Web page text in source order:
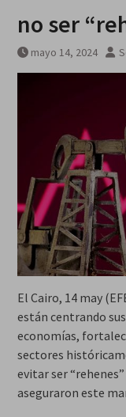
no ser
mayo 14, 2024
El Cairo, 14 may
están centrando
economías,
sectores
evitar ser
aseguraron este